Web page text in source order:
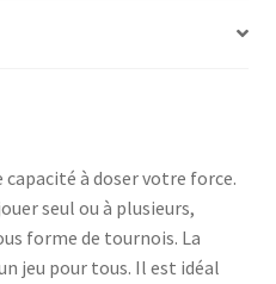
à doser votre force.
seul ou à plusieurs,
forme de tournois. La
jeu pour tous. Il est idéal